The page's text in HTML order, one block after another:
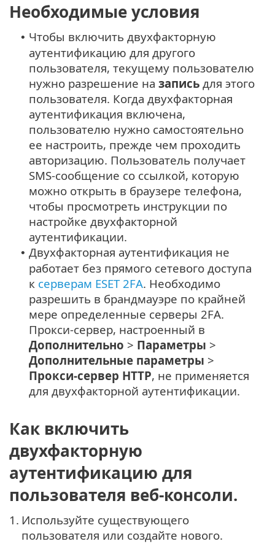
Необходимые условия
• Чтобы включить двухфакторную
аутентификацию для другого
пользователя, текущему пользователю
нужно разрешение на запись для этого
пользователя. Когда двухфакторная
аутентификация включена,
пользователю нужно самостоятельно
ее настроить, прежде чем проходить
авторизацию. Пользователь получает
SMS-сообщение со ссылкой, которую
можно открыть в браузере телефона,
чтобы просмотреть инструкции по
настройке двухфакторной
аутентификации.
• Двухфакторная аутентификация не
работает без прямого сетевого доступа
к серверам ESET 2FA. Необходимо
разрешить в брандмауэре по крайней
мере определенные серверы 2FA.
Прокси-сервер, настроенный в
Дополнительно > Параметры >
Дополнительные параметры >
Прокси-сервер HTTP, не применяется
для двухфакторной аутентификации.
Как включить
двухфакторную
аутентификацию для
пользователя веб-консоли.
1. Используйте существующего
пользователя или создайте нового.